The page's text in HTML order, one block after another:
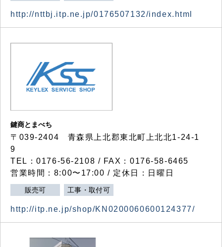
http://nttbj.itp.ne.jp/0176507132/index.html
鍵商とまべち
〒039-2404 青森県上北郡東北町上北北1-24-1
9
TEL：0176-56-2108 / FAX：0176-58-6465
営業時間：8:00〜17:00 / 定休日：日曜日
販売可 工事・取付可
http://itp.ne.jp/shop/KN0200060600124377/